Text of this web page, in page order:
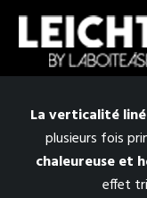
La verticalité
plusieurs fois
chaleureuse et
effet